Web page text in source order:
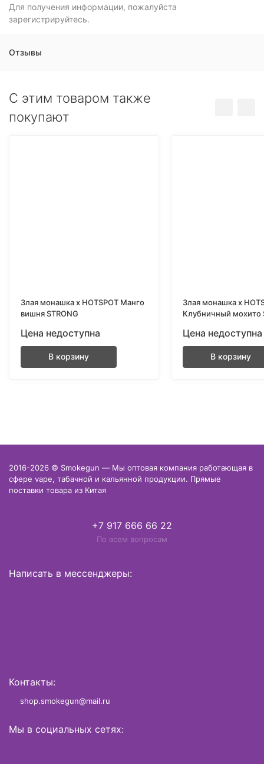
Для получения информации, пожалуйста
зарегистрируйтесь.
Отзывы
C этим товаром также
покупают
Злая монашка х HOTSPOT Манго
вишня STRONG
Цена недоступна
В корзину
Злая монашка х
Клубничный мохито
Цена недоступна
В корзину
2016-2026 © Smokegun — Мы оптовая компания работающая в
сфере vape, табачной и кальянной продукции. Прямые
поставки товара из Китая
+7 917 666 66 22
По всем вопросам
Написать в мессенджеры:
Контакты:
shop.smokegun@mail.ru
Мы в социальных сетях: